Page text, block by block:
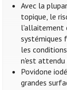
Avec la
topique, le
l'allaitement
systémiques
les
n'est attendu
Povidone
grandes